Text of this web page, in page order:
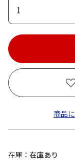
1
商品
在庫 在庫あり